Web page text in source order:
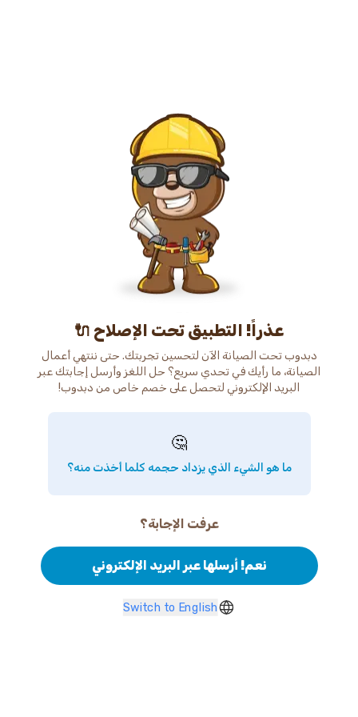
عذراً! التطبيق تحت الإصلاح 🔌
دبدوب تحت الصيانة الآن لتحسين تجربتك. حتى ننتهي أعمال
الصيانة، ما رأيك في تحدي سريع؟ حل اللغز وأرسل إجابتك عبر
البريد الإلكتروني لتحصل على خصم خاص من دبدوب!
🤔
ما هو الشيء الذي يزداد حجمه كلما أخذت منه؟
عرفت الإجابة؟
نعم! أرسلها عبر البريد الإلكتروني
Switch to English